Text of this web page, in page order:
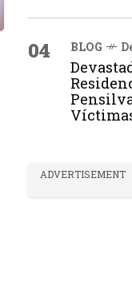
04 BLOG
ADVERTISEMENT